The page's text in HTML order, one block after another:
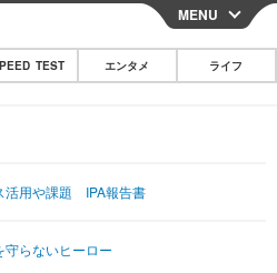
CLOSE
MENU
TEST エンタメ ライフ
活用や課題 IPA報告書
らないヒーロー